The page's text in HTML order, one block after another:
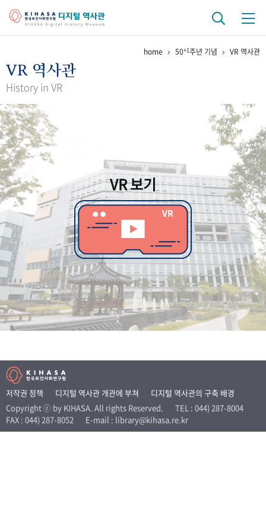
걸어온 길 기관 변천사
연구 역사
정책과 연구
간행물 변천사
기록물 아카이브
사진 아카이브 문서 기록물 행정박물 영상 기록물
50 주년 기념
성과 50선 숫자로 보는 50년 50 +1주년 광장
세계와 함께 한 KIHASA
VR 역사관
home 50+1주년 기념 VR 역사관
VR 역사관
History in VR
VR 보기
저작권 정책 디지털 역사관 개관에 부쳐
디지털 역사관의 구축 배경
Copyright ⓒ by KIHASA. All rights Reserved.
TEL : 044) 287-8004
FAX : 044) 287-8052
E-mail : library@kihasa.re.kr